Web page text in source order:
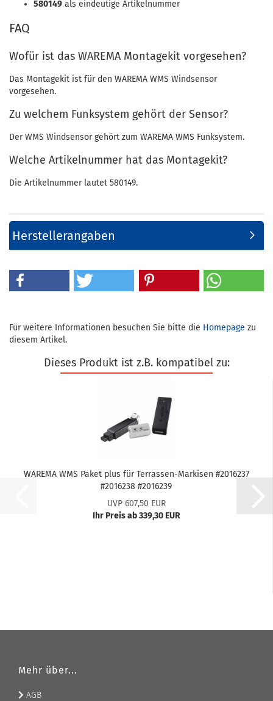
580149 als eindeutige Artikelnummer
FAQ
Wofür ist das WAREMA Montagekit vorgesehen?
Das Montagekit ist für den WAREMA WMS Windsensor
vorgesehen.
Zu welchem Funksystem gehört der Sensor?
Der WMS Windsensor gehört zum WAREMA WMS Funksystem.
Welche Artikelnummer hat das Montagekit?
Die Artikelnummer lautet 580149.
Herstellerangaben
Für weitere Informationen besuchen Sie bitte die Homepage zu
diesem Artikel.
Dieses Produkt ist z.B. kompatibel zu:
WA­RE­MA WMS Paket plus für Terrassen-​​Mar­ki­sen #2016237
#2016238 #2016239
UVP 607,50 EUR
Ihr Preis ab 339,30 EUR
Mehr über...
AGB